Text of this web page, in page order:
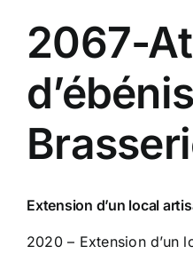
2067-
Extension d’un local
2020 – Extension d’un